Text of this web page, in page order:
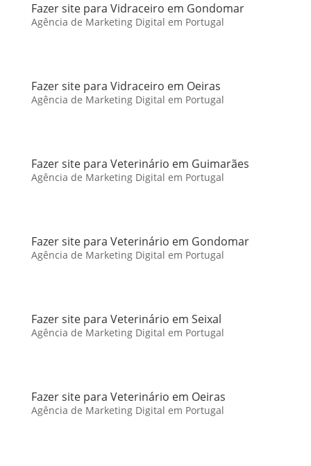
Fazer site para Vidraceiro em Gondomar
Agência de Marketing Digital em Portugal
Fazer site para Vidraceiro em Oeiras
Agência de Marketing Digital em Portugal
Fazer site para Veterinário em Guimarães
Agência de Marketing Digital em Portugal
Fazer site para Veterinário em Gondomar
Agência de Marketing Digital em Portugal
Fazer site para Veterinário em Seixal
Agência de Marketing Digital em Portugal
Fazer site para Veterinário em Oeiras
Agência de Marketing Digital em Portugal